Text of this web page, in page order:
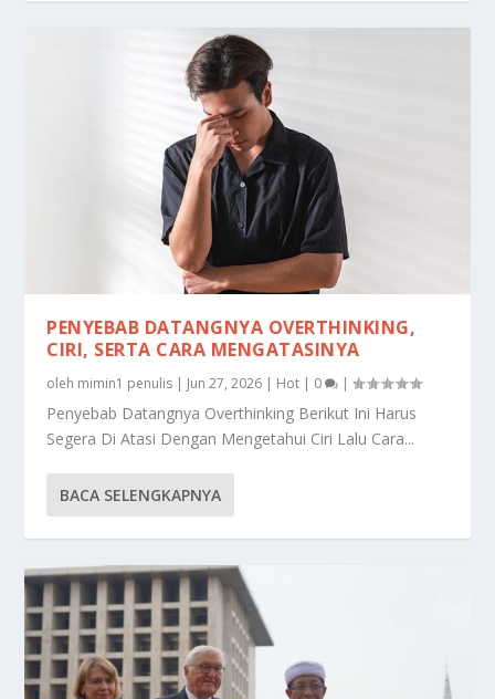
PENYEBAB DATANGNYA OVERTHINKING,
CIRI, SERTA CARA MENGATASINYA
oleh mimin1 penulis Jun 27, 2026 Hot 0 |
Penyebab Datangnya Overthinking Berikut Ini Harus
Segera Di Atasi Dengan Mengetahui Ciri Lalu Cara...
BACA SELENGKAPNYA